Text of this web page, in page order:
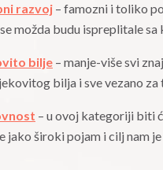
razvoj – famozni i toliko
možda budu ispreplitale
bilje – manje-više svi
bilja i sve vezano
– u ovoj kategoriji biti
jako široki pojam i cilj nam